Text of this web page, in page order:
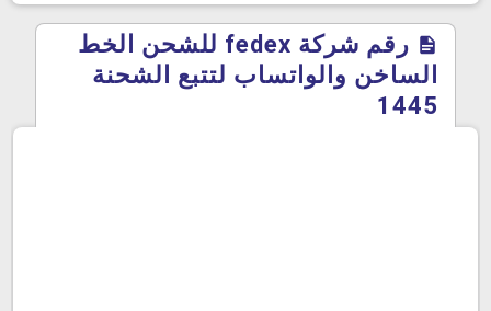
رقم شركة fedex للشحن الخط
الساخن والواتساب لتتبع الشحنة
1445